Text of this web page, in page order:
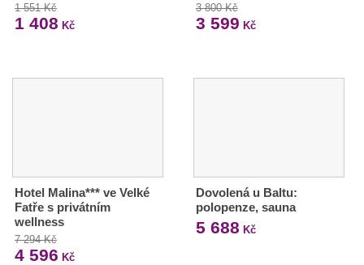
1 551 Kč
1 408 Kč
3 800 Kč
3 599 Kč
Hotel Malina*** ve Velké
Fatře s privátním
wellness
7 294 Kč
4 596 Kč
Dovolená u Baltu:
polopenze, sauna
5 688 Kč